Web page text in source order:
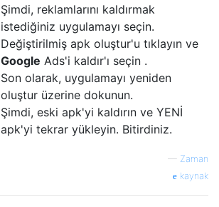
Şimdi, reklamlarını kaldırmak
istediğiniz uygulamayı seçin.
Değiştirilmiş apk oluştur'u tıklayın ve
Google Ads'i kaldır'ı seçin .
Son olarak, uygulamayı yeniden
oluştur üzerine dokunun.
Şimdi, eski apk'yi kaldırın ve YENİ
apk'yi tekrar yükleyin. Bitirdiniz.
— Zaman
kaynak